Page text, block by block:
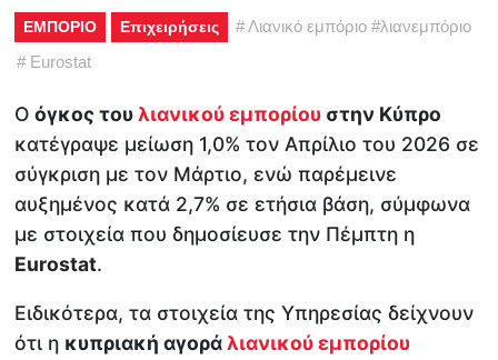
ΕΜΠΟΡΙΟ Επιχειρήσεις #Λιανικό εμπόριο #λιανεμπόριο
# Eurostat
Οόγκος του λιανικού εμπορίου στην Κύπρο
κατέγραψε μείωση 1,0% τον Απρίλιο του 2026 σε
σύγκριση με τον Μάρτιο, ενώ παρέμεινε
αυξημένος κατά 2,7% σε ετήσια βάση, σύμφωνα
με στοιχεία που δημοσίευσε την Πέμπτη η
Eurostat.
Ειδικότερα, τα στοιχεία της Υπηρεσίας δείχνουν
ότι η κυπριακή αγορά λιανικού εμπορίου